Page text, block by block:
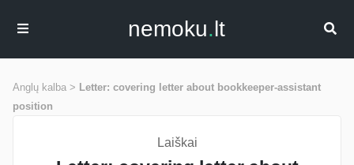
nemoku.lt
Anglų kalba > Letter: covering letter about bookkeeper-assistant
position
Laiškai